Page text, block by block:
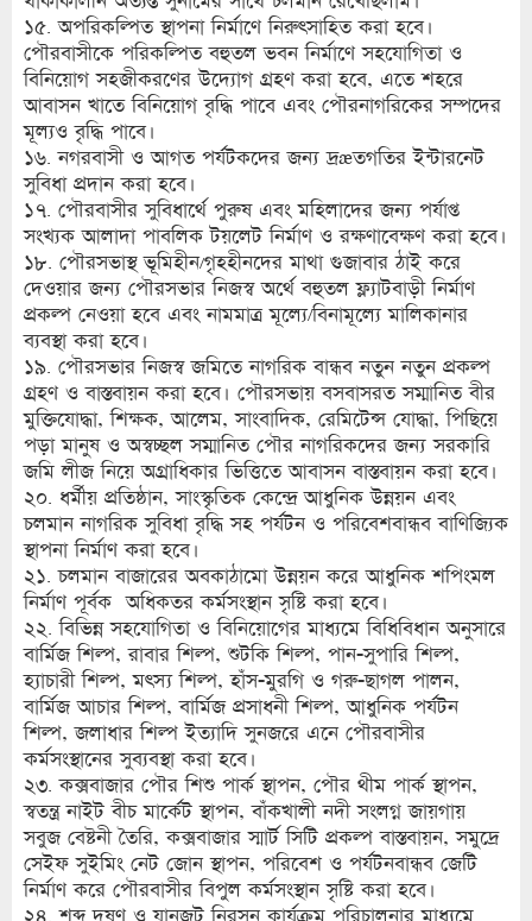
১৫. অপরিকল্পিত স্থাপনা নির্মাণে নিরুৎসাহিত করা হবে।
পৌরবাসীকে পরিকল্পিত বহুতল ভবন নির্মাণে সহযোগিতা ও
বিনিয়োগ সহজীকরণের উদ্যোগ গ্রহণ করা হবে, এতে শহরে
আবাসন খাতে বিনিয়োগ বৃদ্ধি পাবে এবং পৌরনাগরিকের সম্পদের
মূল্যও বৃদ্ধি পাবে।
১৬. নগরবাসী ও আগত পর্যটকদের জন্য দ্রæতগতির ইন্টারনেট
সুবিধা প্রদান করা হবে।
১৭. পৌরবাসীর সুবিধার্থে পুরুষ এবং মহিলাদের জন্য পর্যাপ্ত
সংখ্যক আলাদা পাবলিক টয়লেট নির্মাণ ও রক্ষণাবেক্ষণ করা হবে।
১৮. পৌরসভাস্থ ভূমিহীন/গৃহহীনদের মাথা গুজাবার ঠাই করে
দেওয়ার জন্য পৌরসভার নিজস্ব অর্থে বহুতল ফ্ল্যাটবাড়ী নির্মাণ
প্রকল্প নেওয়া হবে এবং নামমাত্র মূল্যে/বিনামূল্যে মালিকানার
ব্যবস্থা করা হবে।
১৯. পৌরসভার নিজস্ব জমিতে নাগরিক বান্ধব নতুন নতুন প্রকল্প
গ্রহণ ও বাস্তবায়ন করা হবে। পৌরসভায় বসবাসরত সম্মানিত বীর
মুক্তিযোদ্ধা, শিক্ষক, আলেম, সাংবাদিক, রেমিটেন্স যোদ্ধা, পিছিয়ে
পড়া মানুষ ও অস্বচ্ছল সম্মানিত পৌর নাগরিকদের জন্য সরকারি
জমি লীজ নিয়ে অগ্রাধিকার ভিত্তিতে আবাসন বাস্তবায়ন করা হবে।
২০. ধর্মীয় প্রতিষ্ঠান, সাংস্কৃতিক কেন্দ্রে আধুনিক উন্নয়ন এবং
চলমান নাগরিক সুবিধা বৃদ্ধি সহ পর্যটন ও পরিবেশবান্ধব বাণিজ্যিক
স্থাপনা নির্মাণ করা হবে।
২১. চলমান বাজারের অবকাঠামো উন্নয়ন করে আধুনিক শপিংমল
নির্মাণ পূর্বক অধিকতর কর্মসংস্থান সৃষ্টি করা হবে।
২২. বিভিন্ন সহযোগিতা ও বিনিয়োগের মাধ্যমে বিধিবিধান অনুসারে
বার্মিজ শিল্প, রাবার শিল্প, শুটকি শিল্প, পান-সুপারি শিল্প,
হ্যাচারী শিল্প, মৎস্য শিল্প, হাঁস-মুরগি ও গরু-ছাগল পালন,
বার্মিজ আচার শিল্প, বার্মিজ প্রসাধনী শিল্প, আধুনিক পর্যটন
শিল্প, জলাধার শিল্প ইত্যাদি সুনজরে এনে পৌরবাসীর
কর্মসংস্থানের সুব্যবস্থা করা হবে।
২৩. কক্সবাজার পৌর শিশু পার্ক স্থাপন, পৌর থীম পার্ক স্থাপন,
স্বতন্ত্র নাইট বীচ মার্কেট স্থাপন, বাঁকখালী নদী সংলগ্ন জায়গায়
সবুজ বেষ্টনী তৈরি, কক্সবাজার স্মার্ট সিটি প্রকল্প বাস্তবায়ন, সমুদ্রে
সেইফ সুইমিং নেট জোন স্থাপন, পরিবেশ ও পর্যটনবান্ধব জেটি
নির্মাণ করে পৌরবাসীর বিপুল কর্মসংস্থান সৃষ্টি করা হবে।